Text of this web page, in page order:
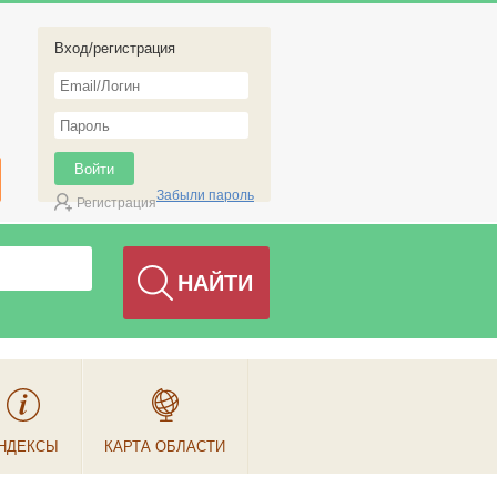
Вход/регистрация
РегистрацияЗабыли пароль
КАРТА ОБЛАСТИ